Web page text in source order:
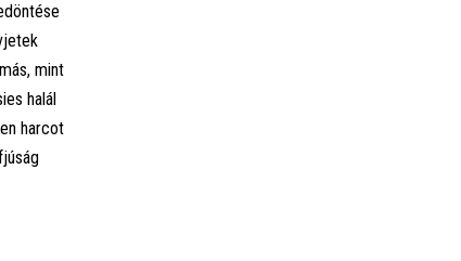
mint
halál
harcot